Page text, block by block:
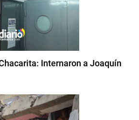
Internaron a Joaquín